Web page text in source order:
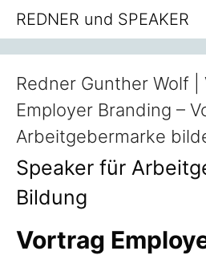
Zum
springen
REDNER und SPEAKER
Redner Gunther Wolf |
Employer Branding –
Arbeitgebermarke
Speaker für
Bildung
Vortrag